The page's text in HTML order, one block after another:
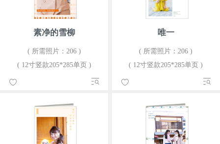
素净的雪柳
( 所需照片：206 )
( 12寸竖款205*285单页 )
唯一
( 所需照片：206 )
( 12寸竖款205*285单页 )